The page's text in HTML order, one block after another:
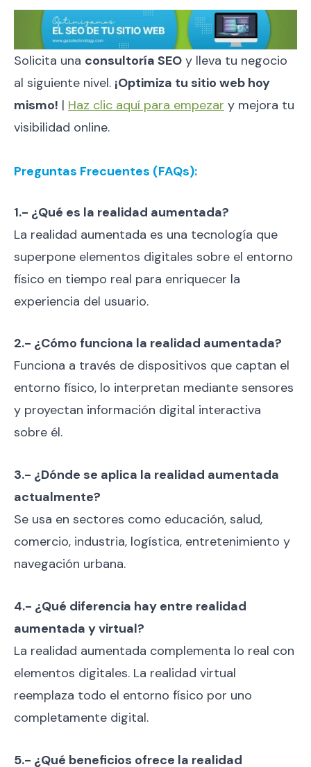
Solicita una consultoría SEO y lleva tu negocio
al siguiente nivel. ¡Optimiza tu sitio web hoy
mismo! | Haz clic aquí para empezar y mejora tu
visibilidad online.
Preguntas Frecuentes (FAQs):
1.- ¿Qué es la realidad aumentada?
La realidad aumentada es una tecnología que
superpone elementos digitales sobre el entorno
físico en tiempo real para enriquecer la
experiencia del usuario.
2.- ¿Cómo funciona la realidad aumentada?
Funciona a través de dispositivos que captan el
entorno físico, lo interpretan mediante sensores
y proyectan información digital interactiva
sobre él.
3.- ¿Dónde se aplica la realidad aumentada
actualmente?
Se usa en sectores como educación, salud,
comercio, industria, logística, entretenimiento y
navegación urbana.
4.- ¿Qué diferencia hay entre realidad
aumentada y virtual?
La realidad aumentada complementa lo real con
elementos digitales. La realidad virtual
reemplaza todo el entorno físico por uno
completamente digital.
5.- ¿Qué beneficios ofrece la realidad